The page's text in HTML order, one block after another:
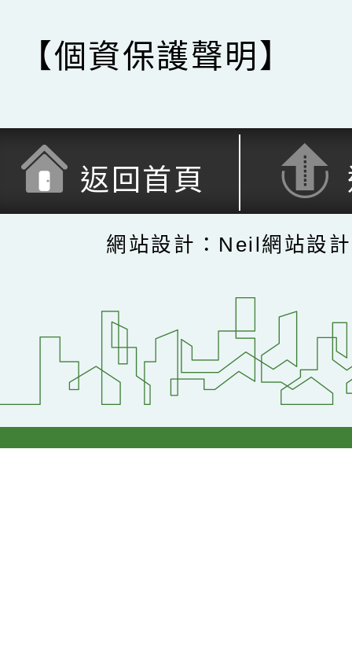
【個資保護聲明】
返回首頁
網站設計：Neil網站設